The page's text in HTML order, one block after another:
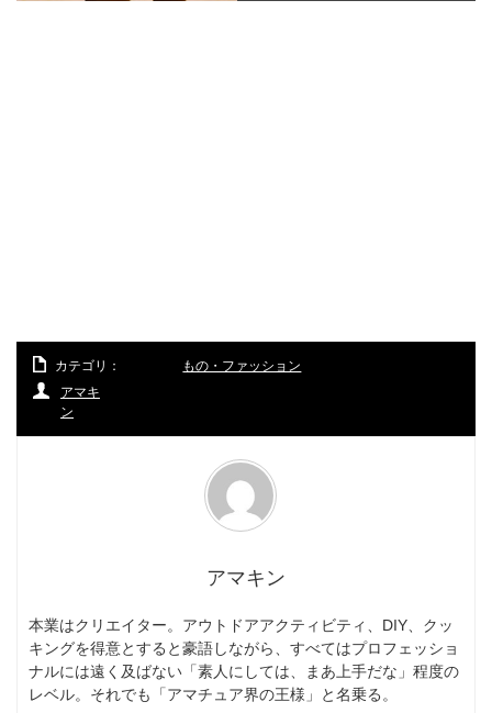
カテゴリ：
もの・ファッション
アマキ
ン
アマキン
本業はクリエイター。アウトドアアクティビティ、DIY、クッ
キングを得意とすると豪語しながら、すべてはプロフェッショ
ナルには遠く及ばない「素人にしては、まあ上手だな」程度の
レベル。それでも「アマチュア界の王様」と名乗る。